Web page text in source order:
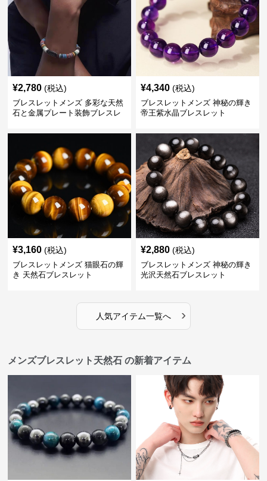
¥2,780 (税込)
ブレスレットメンズ 多彩な天然
石と金属プレート装飾ブレスレ
¥4,340 (税込)
ブレスレットメンズ 神秘の輝き
帝王紫水晶ブレスレット
¥3,160 (税込)
ブレスレットメンズ 猫眼石の輝
き 天然石ブレスレット
¥2,880 (税込)
ブレスレットメンズ 神秘の輝き
光沢天然石ブレスレット
人気アイテム一覧へ ›
メンズブレスレット天然石 の新着アイテム